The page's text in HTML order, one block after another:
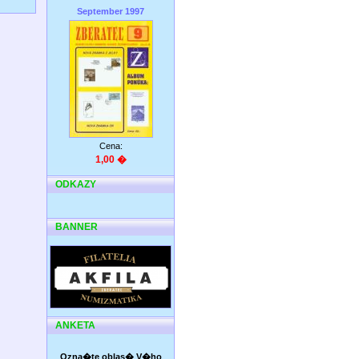
September 1997
Cena:
1,00 �
ODKAZY
BANNER
ANKETA
Ozna�te oblas� V�ho